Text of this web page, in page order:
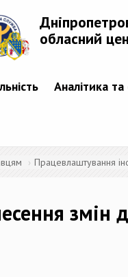
обласний
Аналітика
Працевлаштування